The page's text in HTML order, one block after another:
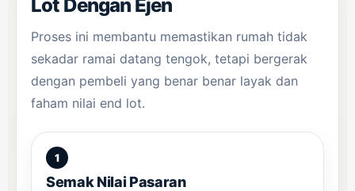
Lot Dengan Ejen
Proses ini membantu memastikan rumah tidak
sekadar ramai datang tengok, tetapi bergerak
dengan pembeli yang benar benar layak dan
faham nilai end lot.
Semak Nilai Pasaran